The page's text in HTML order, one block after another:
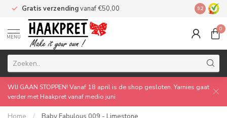
Gratis verzendingvanaf €50,00 Made by
9.2
MENU
0
WIJ GAAN STOPPEN! Vanaf 18 april is de shop gesloten. Yarnies gaat
verder met Haakpret vanaf medio juni